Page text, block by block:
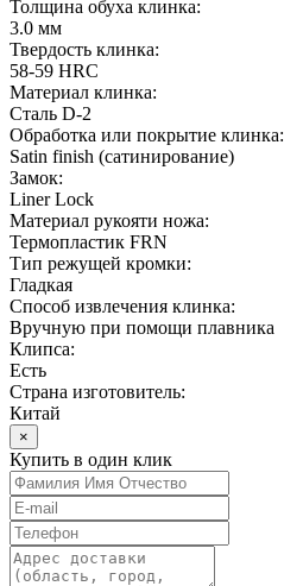
Толщина обуха клинка:
3.0 мм
Твердость клинка:
58-59 HRC
Материал клинка:
Сталь D-2
Обработка или покрытие клинка:
Satin finish (cатинирование)
Замок:
Liner Lock
Материал рукояти ножа:
Термопластик FRN
Тип режущей кромки:
Гладкая
Способ извлечения клинка:
Вручную при помощи плавника
Клипса:
Есть
Страна изготовитель:
Китай
×
Купить в один клик